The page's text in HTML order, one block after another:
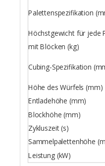
Palettenspezifikation
Höchstgewicht für jede
mit Blöcken (kg)
Cubing-Spezifikation
Höhe des Würfels (mm)
Entladehöhe (mm)
Blockhöhe (mm)
Zykluszeit (s)
Sammelpalettenhöhe
Leistung (kW)